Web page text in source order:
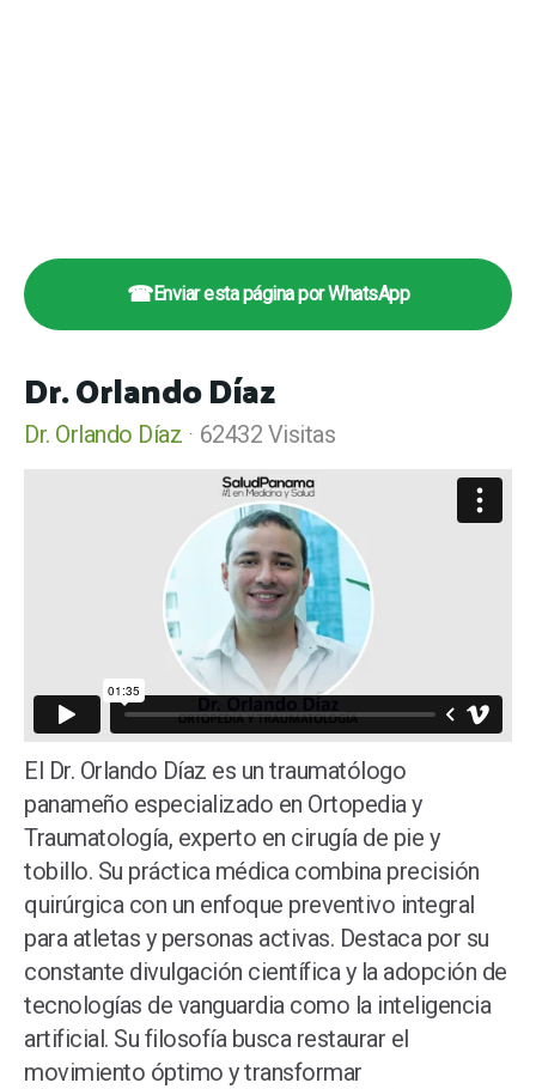
☎Enviar esta página por WhatsApp
Dr. Orlando Díaz
Dr. Orlando Díaz 62432 Visitas
El Dr. Orlando Díaz es un traumatólogo
panameño especializado en Ortopedia y
Traumatología, experto en cirugía de pie y
tobillo. Su práctica médica combina precisión
quirúrgica con un enfoque preventivo integral
para atletas y personas activas. Destaca por su
constante divulgación científica y la adopción de
tecnologías de vanguardia como la inteligencia
artificial. Su filosofía busca restaurar el
movimiento óptimo y transformar